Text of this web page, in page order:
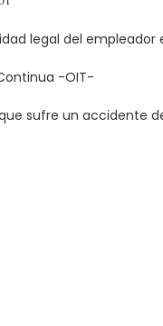
legal del empleador
-OIT-
sufre un accidente